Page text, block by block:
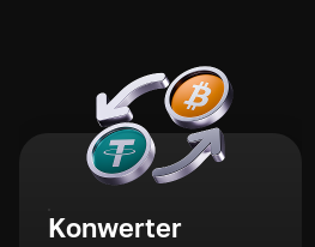
Konwerter